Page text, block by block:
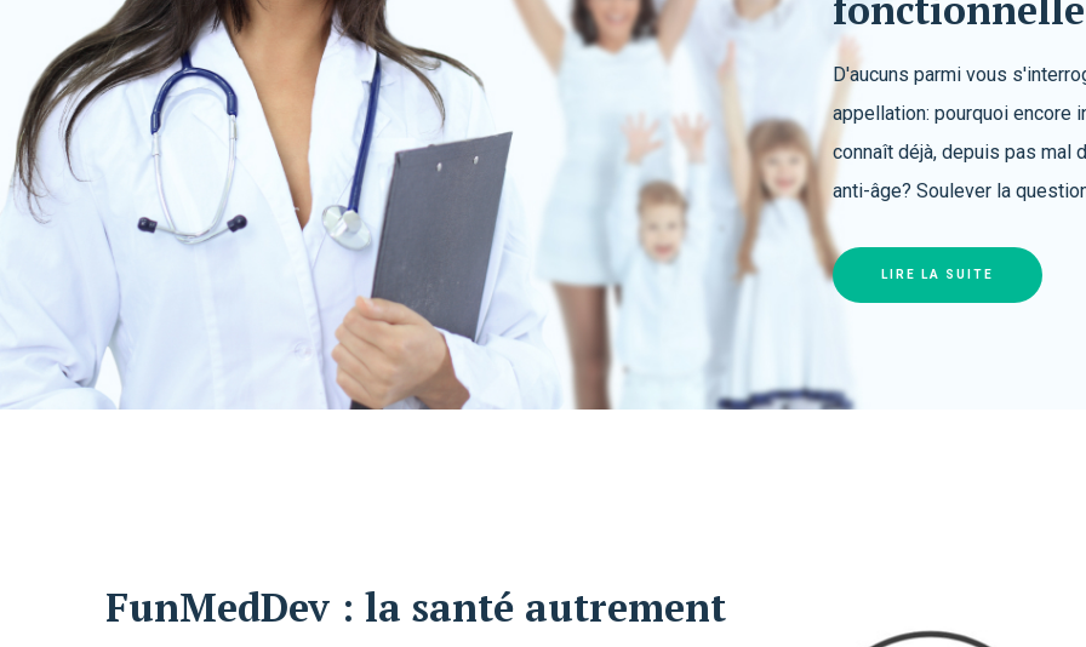
D'aucuns parmi vous
appellation: pourquoi encore
connaît déjà, depuis pas mal
anti-âge? Soulever la
LIRE LA SUITE
FunMedDev : la santé autrement